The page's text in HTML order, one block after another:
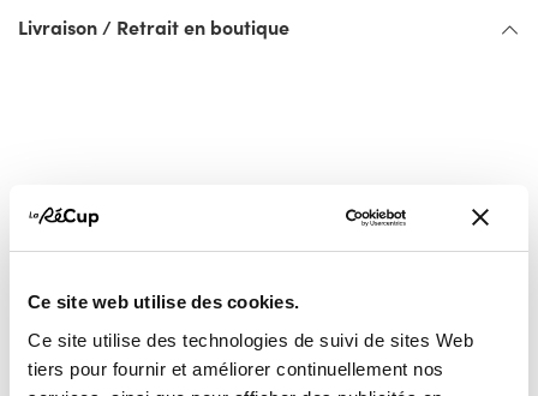
Ce site web utilise des cookies.
Ce site utilise des technologies de suivi de sites Web
tiers pour fournir et améliorer continuellement nos
Livraison / Retrait en boutique
Vous pourriez aussi